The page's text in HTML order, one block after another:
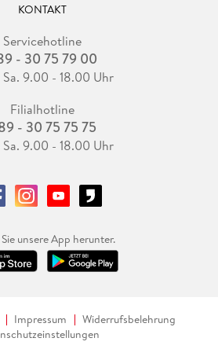
KONTAKT
Servicehotline
- 30 75 79 00
9.00 - 18.00 Uhr
Filialhotline
- 30 75 75 75
9.00 - 18.00 Uhr
unsere App herunter.
Impressum
Widerrufsbelehrung